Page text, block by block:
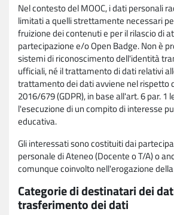
Nel contesto del MOOC, i dati personali
limitati a quelli strettamente necessari
fruizione dei contenuti e per il rilascio di
partecipazione e/o Open Badge. Non è
sistemi di riconoscimento dell'identità
ufficiali, né il trattamento di dati relativi
trattamento dei dati avviene nel rispetto
2016/679 (GDPR), in base all'art. 6 par. 1
l'esecuzione di un compito di interesse
educativa.
Gli interessati sono costituiti dai
personale di Ateneo (Docente o T/A) o
comunque coinvolto nell'erogazione
Categorie di destinatari dei
trasferimento dei dati